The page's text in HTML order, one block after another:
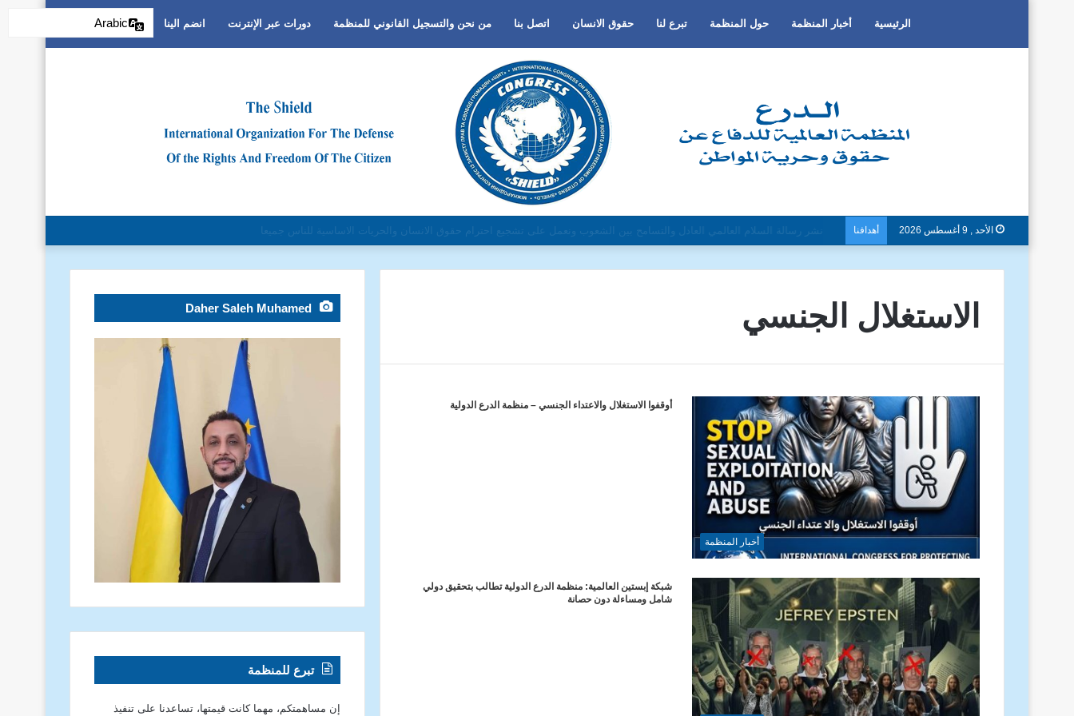
الرئيسية أخبار المنظمة حول المنظمة تبرع لنا حقوق الانسان اتصل بنا من نحن والتسجيل القانوني للمنظمة دورات عبر الإنترنت انضم الينا
الأحد , 9 أغسطس 2026 أهدافنا دون تمييز بسبب العرق او الجنس أو اللغة أو الدين وتفعيل لغة الحوار والتعايش السلمي ونبذ العنف والتطرف والتمييز العنصري
الاستغلال الجنسي
أخبار المنظمة
أوقفوا الاستغلال والاعتداء الجنسي – منظمة الدرع الدولية
شبكة إبستين العالمية: منظمة الدرع الدولية تطالب بتحقيق دولي
شامل ومساءلة دون حصانة
Daher Saleh Muhamed
تبرع للمنظمة
إن مساهمتكم، مهما كانت قيمتها، تساعدنا على تنفيذ
Arabic